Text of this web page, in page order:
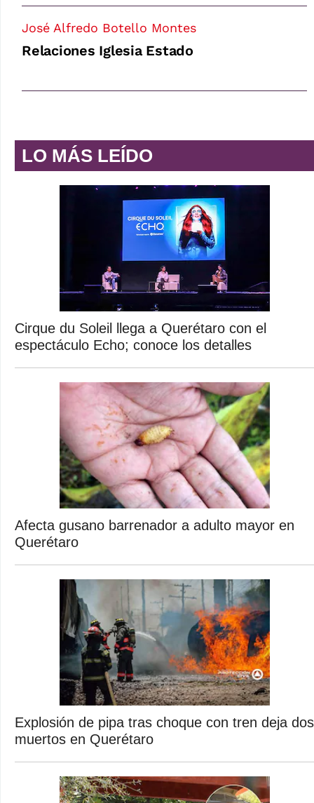
José Alfredo Botello Montes
Relaciones Iglesia Estado
LO MÁS LEÍDO
Cirque du Soleil llega a Querétaro con el
espectáculo Echo; conoce los detalles
Afecta gusano barrenador a adulto mayor en
Querétaro
Explosión de pipa tras choque con tren deja dos
muertos en Querétaro